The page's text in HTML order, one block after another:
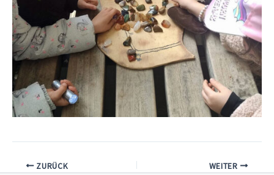
ZURÜCK WEITER